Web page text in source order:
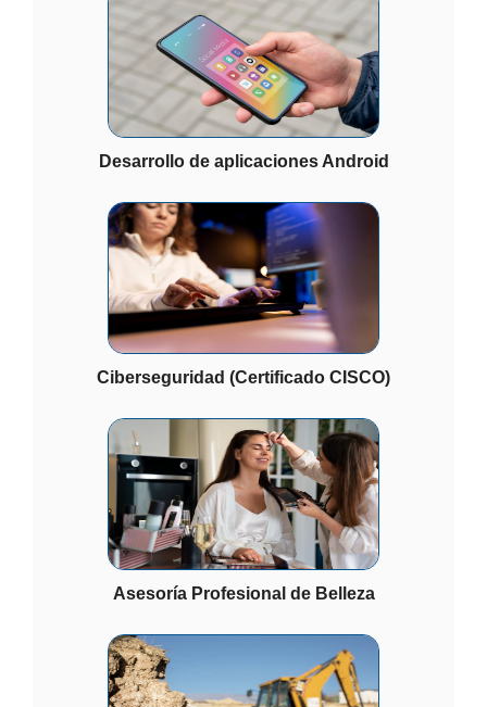
Desarrollo de aplicaciones Android
Ciberseguridad (Certificado CISCO)
Asesoría Profesional de Belleza